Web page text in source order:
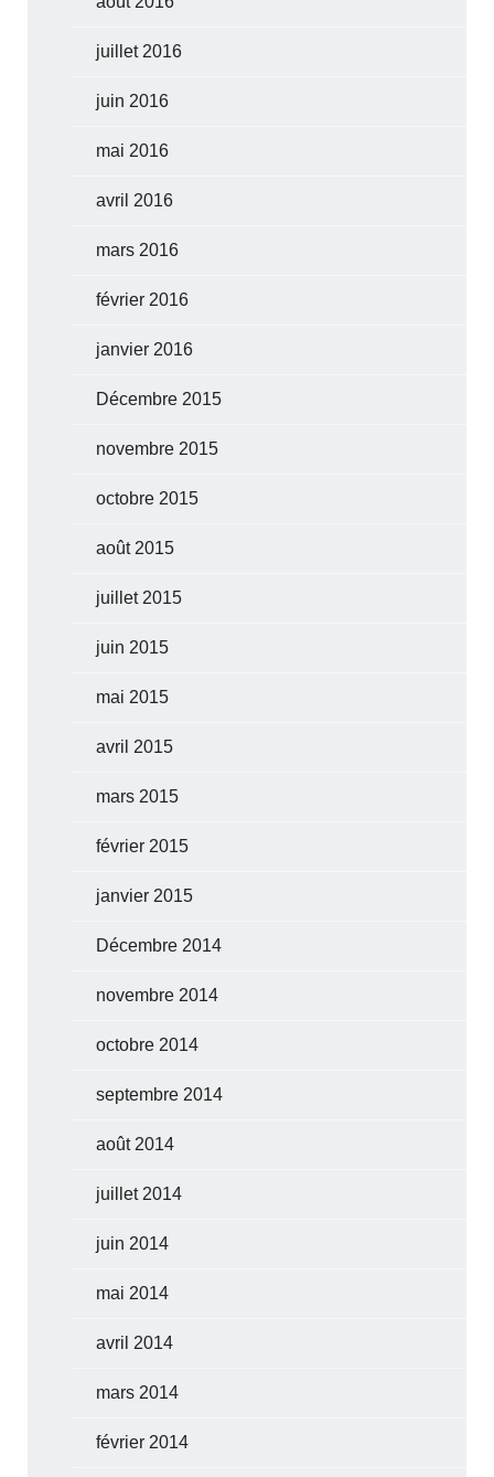
juillet 2016
juin 2016
mai 2016
avril 2016
mars 2016
février 2016
janvier 2016
Décembre 2015
novembre 2015
octobre 2015
août 2015
juillet 2015
juin 2015
mai 2015
avril 2015
mars 2015
février 2015
janvier 2015
Décembre 2014
novembre 2014
octobre 2014
septembre 2014
août 2014
juillet 2014
juin 2014
mai 2014
avril 2014
mars 2014
février 2014